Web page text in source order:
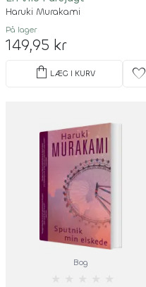
Haruki Murakami
På lager
149,95 kr
shopping_bag LÆG I KURV favorite
Bog